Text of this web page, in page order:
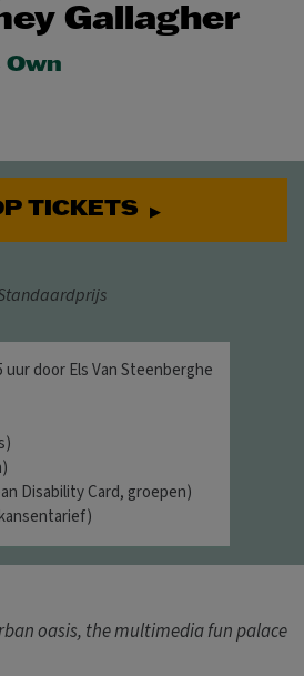
oasis, the multimedia fun palace
Gallagher
Own
TICKETS
uur door Els Van Steenberghe
Disability Card, groepen)